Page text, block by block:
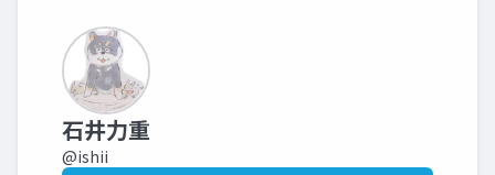
石井力重
@ishii